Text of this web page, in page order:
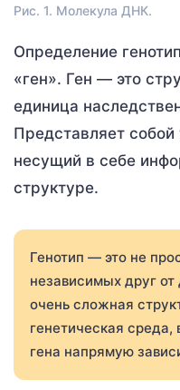
Рис. 1. Молекула ДНК.
Определение
«ген». Ген — это
единица
Представляет
несущий в себе
структуре.
Генотип — это не
независимых друг от
очень сложная
генетическая среда,
гена напрямую